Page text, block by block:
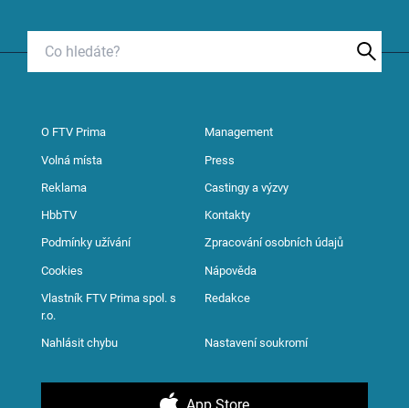
O FTV Prima Management
Volná místa Press
Reklama Castingy a výzvy
HbbTV Kontakty
Podmínky užívání Zpracování osobních údajů
Cookies Nápověda
Vlastník FTV Prima spol. s
r.o.
Redakce
Nahlásit chybu Nastavení soukromí